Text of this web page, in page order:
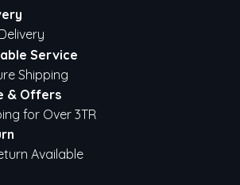
Service
Shipping
& Offers
for Over 3TR
Available